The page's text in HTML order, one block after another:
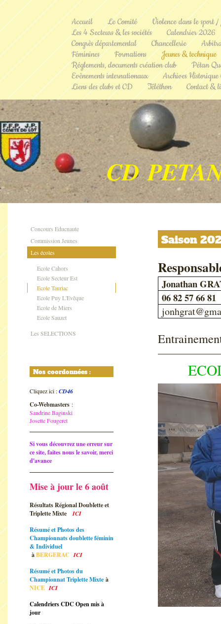
Accueil Le Comité
Violence dans le sport
Les 4 Secteurs & les sociétés
Calendrier 2026
Congrès départemental
Chancellerie
Féminines
Formations
Jeunes & technique
Réglements, documents création club
Pétan
Evènements internationaux
Archives
Liens des clubs et CD
Téléthon Contact &
CD
Concours Educnaute
Commission Jeunes
Les écoles
Ecole Cahors
Ecole Secteur Est
Ecole Tauriac
Ecole Puy L'Evêque
Ecole de Miers
Ecole Sauzet
Les SELECTIONS
Nos coordonnées :
Cliquez ici :CD46
Co-Webmasters :
Sandrine Baginski
Josette Fougeret
Si vous découvrez une erreur sur
ce site, faites nous le savoir, merci
d'avance
Mise à jour le 6 août
Résultats Régional Doublette et
Triplette Mixte
ICI
Résumé et Photos des
Championnats doublette féminin
& Individuel
àBERGERACICI
Résumé et Photos du
Championnat Triplette Mixte à
NICEICI
Calendriers CDC Open mis à
jour
Saison
Jonathan
06 82 57 66 81